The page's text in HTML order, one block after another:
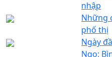
nhập
Những
phố thị
Ngày
Ngọ: